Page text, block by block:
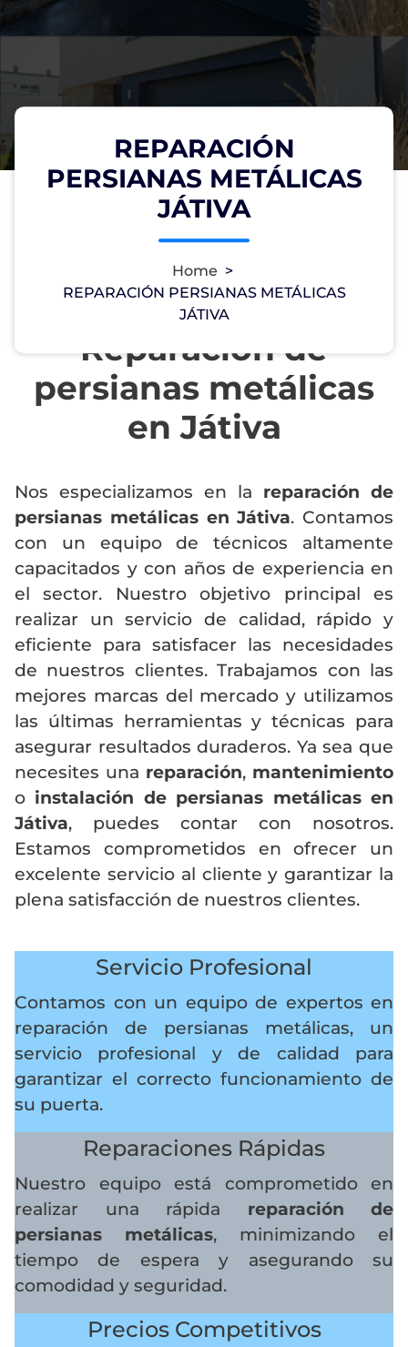
REPARACIÓN
PERSIANAS METÁLICAS
JÁTIVA
Home >
REPARACIÓN PERSIANAS METÁLICAS
JÁTIVA
Reparación de
persianas metálicas
en Játiva
Nos especializamos en la reparación de
persianas metálicas en Játiva. Contamos
con un equipo de técnicos altamente
capacitados y con años de experiencia en
el sector. Nuestro objetivo principal es
realizar un servicio de calidad, rápido y
eficiente para satisfacer las necesidades
de nuestros clientes. Trabajamos con las
mejores marcas del mercado y utilizamos
las últimas herramientas y técnicas para
asegurar resultados duraderos. Ya sea que
necesites una reparación, mantenimiento
o instalación de persianas metálicas en
Játiva, puedes contar con nosotros.
Estamos comprometidos en ofrecer un
excelente servicio al cliente y garantizar la
plena satisfacción de nuestros clientes.
Servicio Profesional
Contamos con un equipo de expertos en
reparación de persianas metálicas, un
servicio profesional y de calidad para
garantizar el correcto funcionamiento de
su puerta.
Reparaciones Rápidas
Nuestro equipo está comprometido en
realizar una rápida reparación de
persianas metálicas, minimizando el
tiempo de espera y asegurando su
comodidad y seguridad.
Precios Competitivos